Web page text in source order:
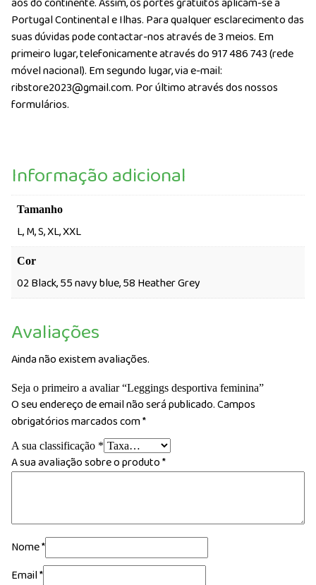
Portugal Continental e Ilhas. Para qualquer esclarecimento das
suas dúvidas pode contactar-nos através de 3 meios. Em
primeiro lugar, telefonicamente através do 917 486 743 (rede
móvel nacional). Em segundo lugar, via e-mail:
ribstore2023@gmail.com. Por último através dos nossos
formulários.
Informação adicional
Tamanho
L, M, S, XL, XXL
Cor
02 Black, 55 navy blue, 58 Heather Grey
Avaliações
Ainda não existem avaliações.
Seja o primeiro a avaliar “Leggings desportiva feminina”
O seu endereço de email não será publicado.Campos
obrigatórios marcados com*
A sua classificação *
A sua avaliação sobre o produto*
Nome*
Email*